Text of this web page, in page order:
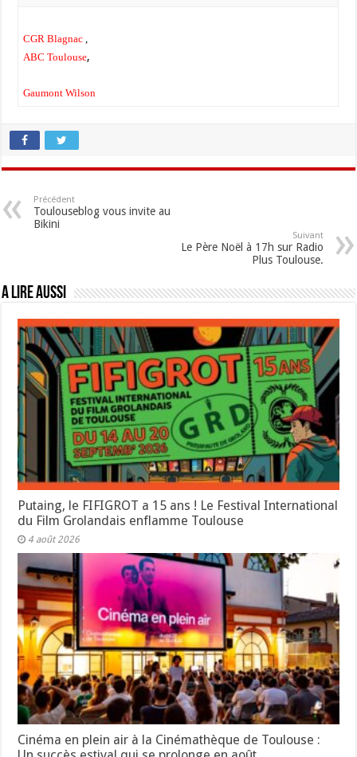
CGR Blagnac,
ABC Toulouse,
Gaumont Wilson
Précédent
Toulouseblog vous invite au
Bikini
Suivant
Le Père Noël à 17h sur Radio
Plus Toulouse.
A lire aussi
Putaing, le FIFIGROT a 15 ans ! Le Festival International
du Film Grolandais enflamme Toulouse
4 août 2026
Cinéma en plein air à la Cinémathèque de Toulouse :